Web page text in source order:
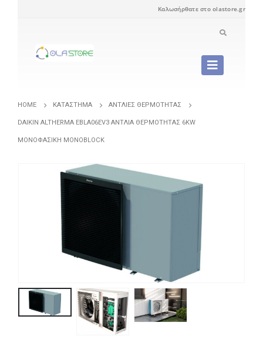
Καλωσήρθατε στο olastore.gr
HOME ΚΑΤΆΣΤΗΜΑ ΑΝΤΛΊΕΣ ΘΕΡΜΌΤΗΤΑΣ
DAIKIN ALTHERMA EBLA06EV3 ΑΝΤΛΊΑ ΘΕΡΜΌΤΗΤΑΣ 6KW
ΜΟΝΟΦΑΣΙΚΉ MONOBLOCK